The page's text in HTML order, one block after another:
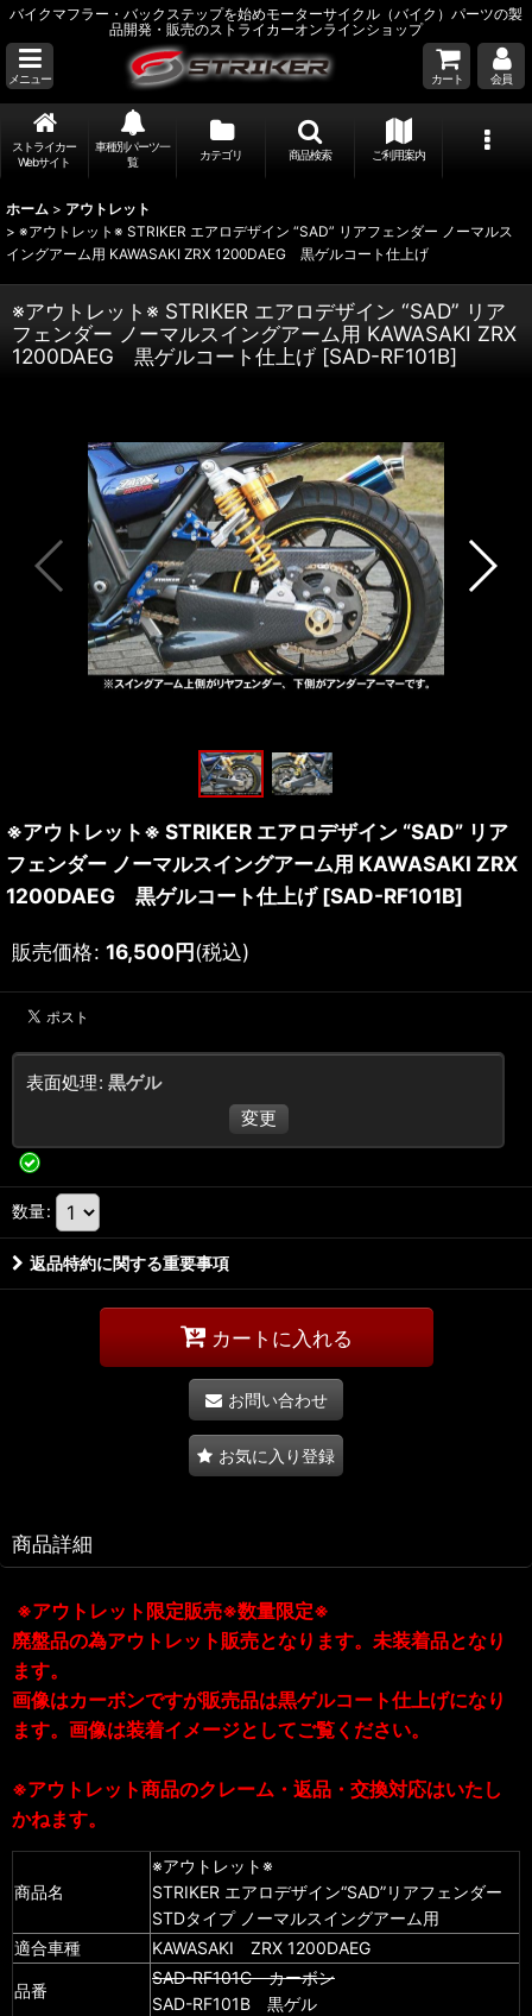
バイクマフラー・バックステップを始めモーターサイクル（バイク）パーツの製
品開発・販売のストライカーオンラインショップ
メニュー カート 会員
ストライカー
Webサイト
車種別パーツ一
覧
カテゴリ 商品検索 ご利用案内
ホーム > アウトレット
> ※アウトレット※ STRIKER エアロデザイン “SAD” リアフェンダー ノーマルス
イングアーム用 KAWASAKI ZRX 1200DAEG 黒ゲルコート仕上げ
※アウトレット※ STRIKER エアロデザイン “SAD” リア
フェンダー ノーマルスイングアーム用 KAWASAKI ZRX
1200DAEG 黒ゲルコート仕上げ [SAD-RF101B]
※アウトレット※ STRIKER エアロデザイン “SAD” リア
フェンダー ノーマルスイングアーム用 KAWASAKI ZRX
1200DAEG 黒ゲルコート仕上げ [SAD-RF101B]
販売価格: 16,500円(税込)
表面処理: 黒ゲル
変更
数量:
返品特約に関する重要事項
カートに入れる
お問い合わせ
お気に入り登録
商品詳細
※アウトレット限定販売※数量限定※
廃盤品の為アウトレット販売となります。未装着品となり
ます。
画像はカーボンですが販売品は黒ゲルコート仕上げになり
ます。画像は装着イメージとしてご覧ください。
※アウトレット商品のクレーム・返品・交換対応はいたし
かねます。
商品名
※アウトレット※
STRIKER エアロデザイン“SAD”リアフェンダー
STDタイプ ノーマルスイングアーム用
適合車種
KAWASAKI ZRX 1200DAEG
品番
SAD-RF101C カーボン
SAD-RF101B 黒ゲル